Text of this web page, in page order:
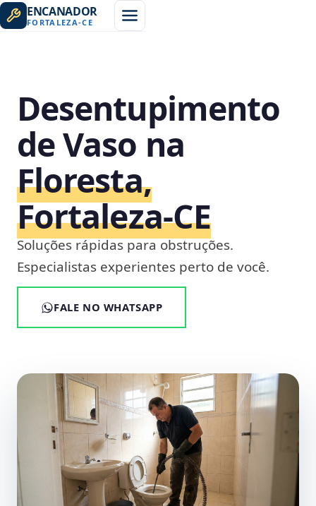
ENCANADOR
FORTALEZA-CE
Desentupimento
de Vaso na
Floresta,
Fortaleza‑CE
Soluções rápidas para obstruções.
Especialistas experientes perto de você.
FALE NO WHATSAPP